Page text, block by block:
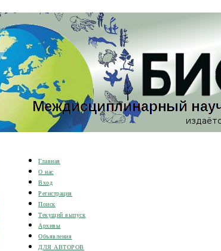
Главная
О нас
Вход
Регистрация
Поиск
Текущий выпуск
Архивы
Объявления
ДЛЯ АВТОРОВ